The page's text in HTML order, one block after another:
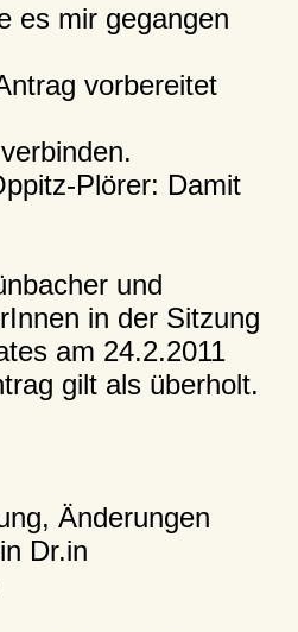
es mir gegangen
vorbereitet
Plörer: Damit
und
in der Sitzung
am 24.2.2011
gilt als überholt.
Änderungen
Dr.in